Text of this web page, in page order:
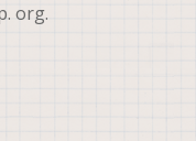
org.